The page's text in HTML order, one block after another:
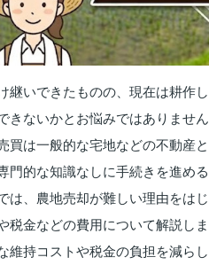
継いできたものの、現在は耕作
きないかとお悩みではありません
買は一般的な宅地などの不動産
門的な知識なしに手続きを進める
は、農地売却が難しい理由をは
税金などの費用について解説しま
維持コストや税金の負担を減ら